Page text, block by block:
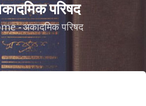
परिषद
-अकादमिक परिषद